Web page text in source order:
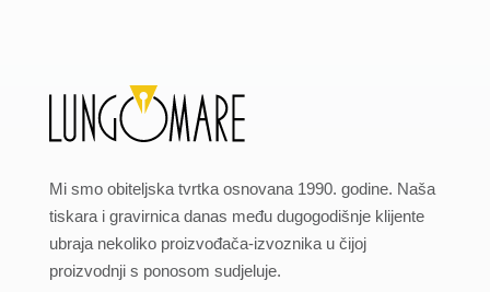
Mi smo obiteljska tvrtka osnovana 1990. godine. Naša
tiskara i gravirnica danas među dugogodišnje klijente
ubraja nekoliko proizvođača-izvoznika u čijoj
proizvodnji s ponosom sudjeluje.